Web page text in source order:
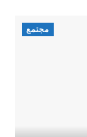
مجتمع